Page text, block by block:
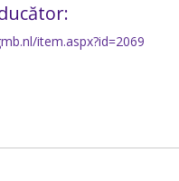
item.aspx?id=2069